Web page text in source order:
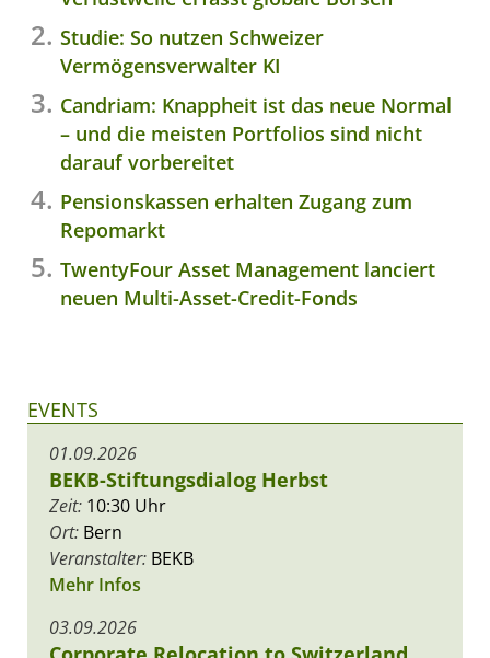
Studie: So nutzen Schweizer
Vermögensverwalter KI
Candriam: Knappheit ist das neue Normal
– und die meisten Portfolios sind nicht
darauf vorbereitet
Pensionskassen erhalten Zugang zum
Repomarkt
TwentyFour Asset Management lanciert
neuen Multi-Asset-Credit-Fonds
EVENTS
01.09.2026
BEKB-Stiftungsdialog Herbst
Zeit: 10:30 Uhr
Ort: Bern
Veranstalter: BEKB
Mehr Infos
03.09.2026